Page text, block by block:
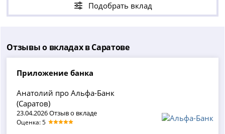
Подобрать вклад
Отзывы о вкладах в Саратове
Приложение банка
Анатолий про Альфа-Банк
(Саратов)
23.04.2026 Отзыв о вкладе
Оценка: 5